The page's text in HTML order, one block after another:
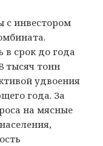
с инвестором
срок до года
тысяч тонн
удвоения
года. За
на мясные